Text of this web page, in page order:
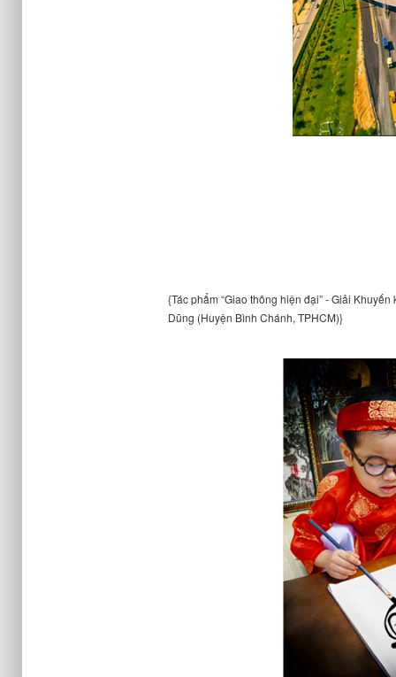
{Tác phẩm “Giao thông hiện đại” - Giải
Dũng (Huyện Bình Chánh, TPHCM)}